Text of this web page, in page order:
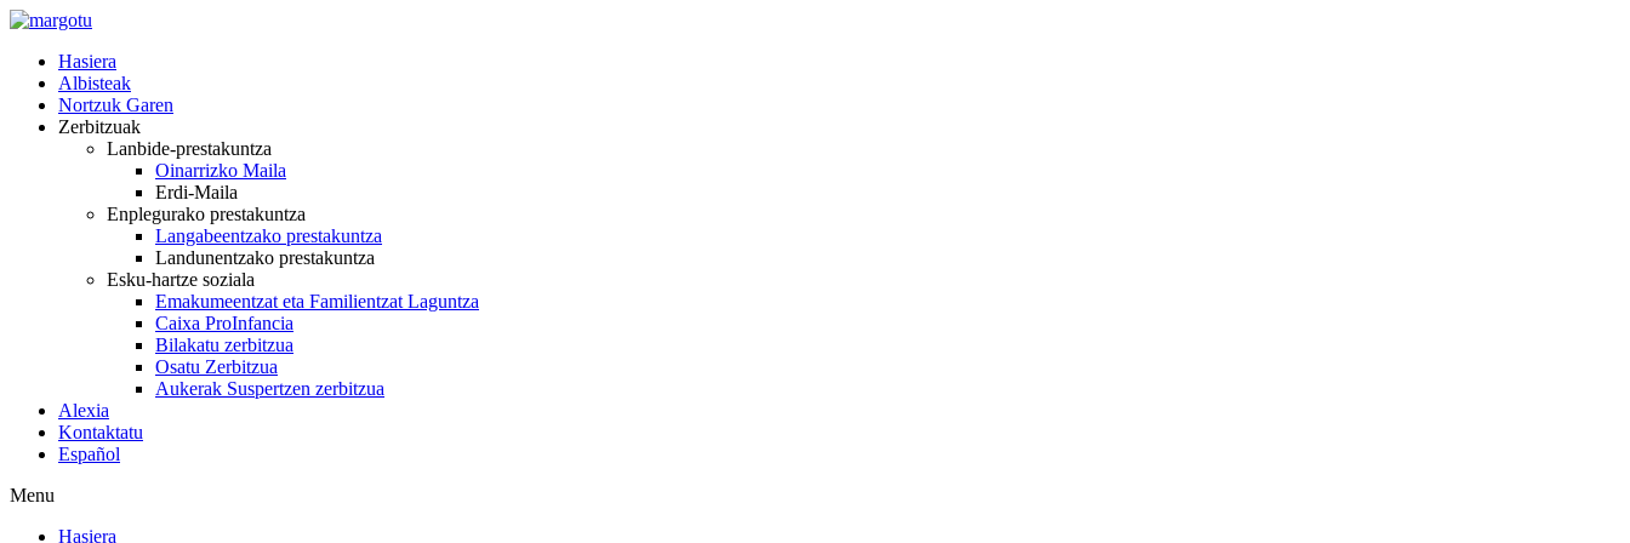
Skip
contentHasiera
Albisteak
Nortzuk Garen
Zerbitzuak
Lanbide-prestakuntza
Oinarrizko Maila
Erdi-Maila
Enplegurako prestakuntza
Langabeentzako prestakuntza
Landunentzako prestakuntza
Esku-hartze soziala
Emakumeentzat eta Familientzat Laguntza
Caixa ProInfancia
Bilakatu zerbitzua
Osatu Zerbitzua
Aukerak Suspertzen zerbitzua
Alexia
Kontaktatu
Español
Menu
Hasiera